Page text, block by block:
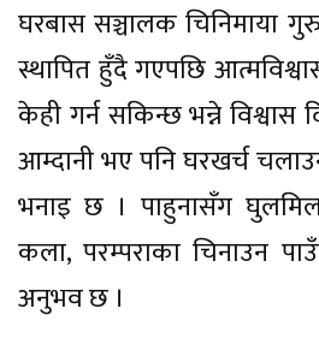
घरबास सञ्चालक चिनिमाया
स्थापित हुँदै गएपछि
केही गर्न सकिन्छ भन्ने
आम्दानी भए पनि घरखर्च
भनाइ छ । पाहुनासँग घुलमिल
कला, परम्पराका चिनाउन
अनुभव छ ।